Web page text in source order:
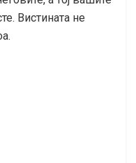
Вистината не